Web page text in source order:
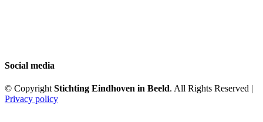
Social media
© CopyrightStichting Eindhoven in Beeld. All Rights Reserved |
Privacy policy